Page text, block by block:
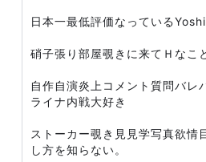
日本一最低評価なっている
硝子張り部屋覗きに来てＨなこ
自作自演炎上コメント質問バレ
ライナ内戦大好き
ストーカー覗き見見学写真欲情
し方を知らない。